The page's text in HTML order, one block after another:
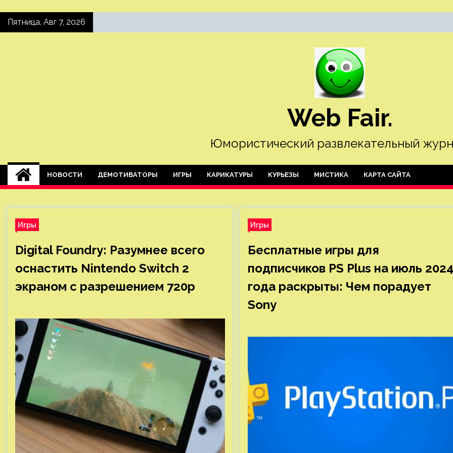
SkipПятница, Авг 7, 2026
Web Fair.
Юмористический развлекательный
НОВОСТИ ДЕМОТИВАТОРЫ ИГРЫ КАРИКАТУРЫ КУРЬЕЗЫ МИСТИКА КАРТА САЙТА
Игры
Digital Foundry: Разумнее всего
оснастить Nintendo Switch 2
экраном с разрешением 720p
Игры
Бесплатные игры для
подписчиков PS Plus на июль 2024
года раскрыты: Чем порадует
Sony